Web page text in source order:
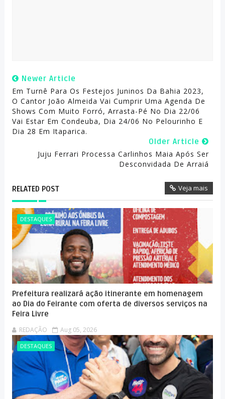
Newer Article
Em Turnê Para Os Festejos Juninos Da Bahia 2023,
O Cantor João Almeida Vai Cumprir Uma Agenda De
Shows Com Muito Forró, Arrasta-Pé No Dia 22/06
Vai Estar Em Condeuba, Dia 24/06 No Pelourinho E
Dia 28 Em Itaparica.
Older Article
Juju Ferrari Processa Carlinhos Maia Após Ser
Desconvidada De Arraiá
RELATED POST Veja mais
DESTAQUES
Prefeitura realizará ação itinerante em homenagem
ao Dia do Feirante com oferta de diversos serviços na
Feira Livre
REDAÇÃO Aug 05, 2026
DESTAQUES